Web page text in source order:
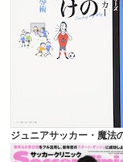
ジュニアサッカー・魔法